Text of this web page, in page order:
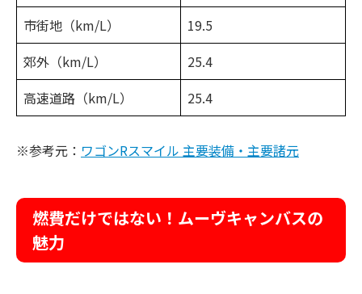
市街地（km/L）
19.5
郊外（km/L）
25.4
高速道路（km/L）
25.4
※参考元： ワゴンRスマイル 主要装備・主要諸元
燃費だけではない！ムーヴキャンバスの
魅力